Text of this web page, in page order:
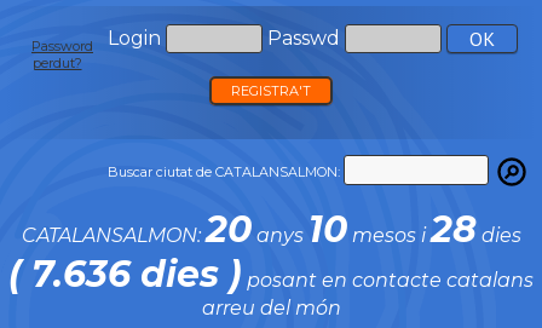
Login Passwd
Password
perdut?
REGISTRA'T
Buscar ciutat de CATALANSALMON:
CATALANSALMON:20anys 10mesos i28 dies
( 7.636 dies ) posant en contacte catalans
arreu del món